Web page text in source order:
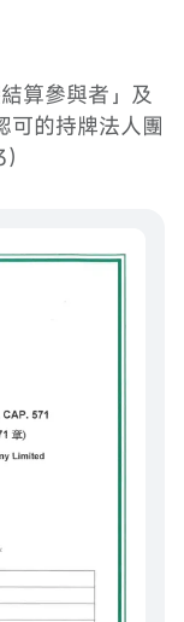
算參與者」及
可的持牌法人團